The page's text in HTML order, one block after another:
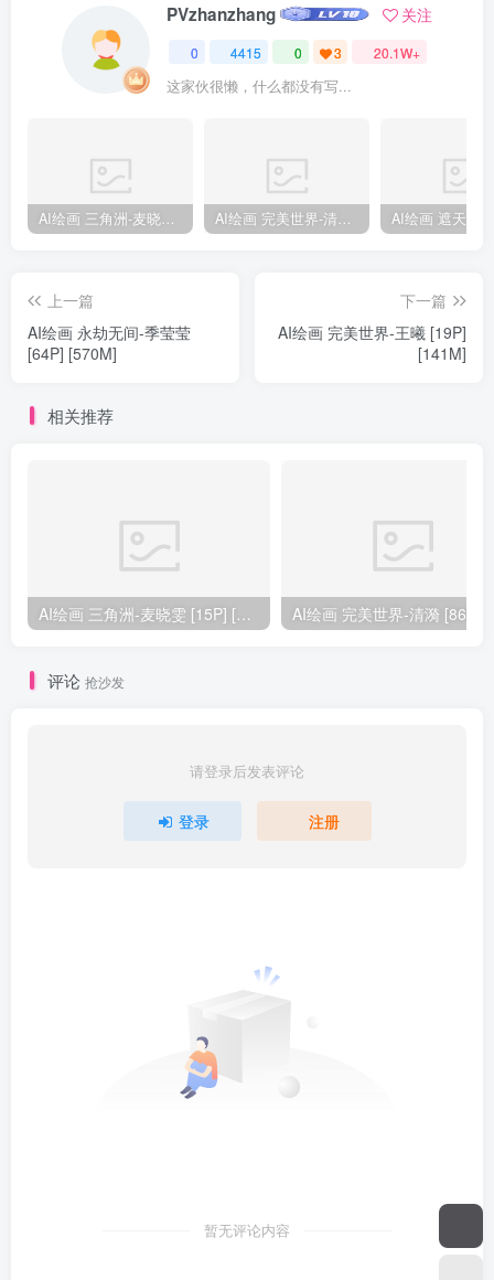
PVzhanzhang 关注
0 4415 0 3 20.1W+
这家伙很懒，什么都没有写...
AI绘画 三角洲-麦晓雯 [15P] [57M] AI绘画 完美世界-清漪 [86P] [1173M]
上一篇
AI绘画 永劫无间-季莹莹
[64P] [570M]
下一篇
AI绘画 完美世界-王曦 [19P]
[141M]
相关推荐
AI绘画 三角洲-麦晓雯 [15P] [57M]
评论 抢沙发
请登录后发表评论
登录 注册
暂无评论内容